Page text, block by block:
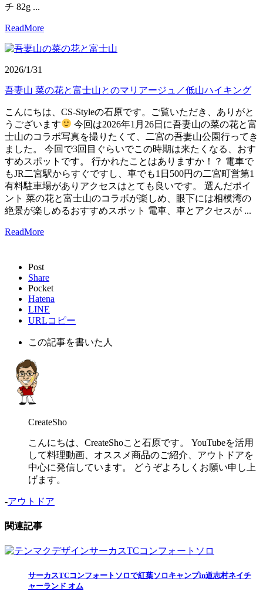
チ 82g ...
ReadMore
2026/1/31
吾妻山 菜の花と富士山とのマリアージュ／低山ハイキング
こんにちは、CS-Styleの石原です。ご覧いただき、ありがと
うございます
今回は2026年1月26日に吾妻山の菜の花と富
士山のコラボ写真を撮りたくて、二宮の吾妻山公園行ってき
ました。 今回で3回目ぐらいでこの時期は来たくなる、おす
すめスポットです。 行かれたことはありますか！？ 電車で
もJR二宮駅からすぐですし、車でも1日500円の二宮町営第1
有料駐車場がありアクセスはとても良いです。 選んだポイ
ント 菜の花と富士山のコラボが楽しめ、眼下には相模湾の
絶景が楽しめるおすすめスポット 電車、車とアクセスが ...
ReadMore
Post
Share
Pocket
Hatena
LINE
URLコピー
この記事を書いた人
CreateSho
こんにちは、CreateShoこと石原です。 YouTubeを活用
して料理動画、オススメ商品のご紹介、アウトドアを
中心に発信しています。 どうぞよろしくお願い申し上
げます。
-アウトドア
関連記事
サーカスTCコンフォートソロで紅葉ソロキャンプin道志村ネイチ
ャーランド オム